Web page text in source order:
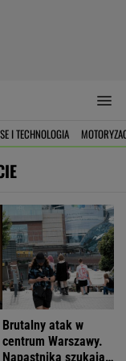
I TECHNOLOGIA
Brutalny atak w
centrum Warszawy.
Napastnika szukają